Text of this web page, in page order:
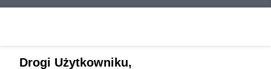
Drogi Użytkowniku,